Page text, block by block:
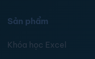
Sản phẩm
Khóa học Excel